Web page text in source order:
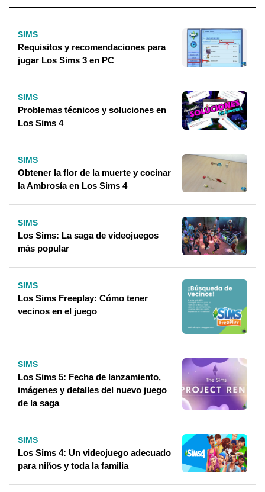
SIMS
Requisitos y recomendaciones para
jugar Los Sims 3 en PC
SIMS
Problemas técnicos y soluciones en
Los Sims 4
SIMS
Obtener la flor de la muerte y cocinar
la Ambrosía en Los Sims 4
SIMS
Los Sims: La saga de videojuegos
más popular
SIMS
Los Sims Freeplay: Cómo tener
vecinos en el juego
SIMS
Los Sims 5: Fecha de lanzamiento,
imágenes y detalles del nuevo juego
de la saga
SIMS
Los Sims 4: Un videojuego adecuado
para niños y toda la familia